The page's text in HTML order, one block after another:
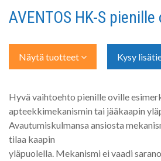
AVENTOS HK-S pienille
Näytä tuotteet Kysy
Hyvä vaihtoehto pienille oville
apteekkimekanismin tai jääkaapin
Avautumiskulmansa ansiosta
tilaa kaapin
yläpuolella. Mekanismi ei vaadi